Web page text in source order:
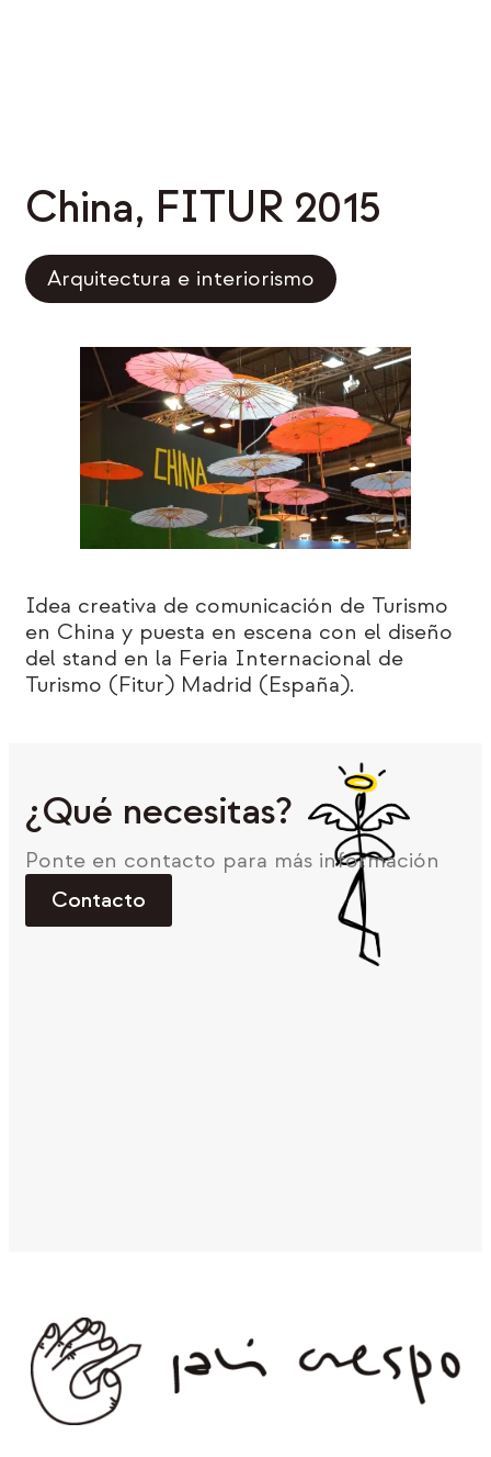
China, FITUR 2015
Arquitectura e interiorismo
Idea creativa de comunicación de Turismo
en China y puesta en escena con el diseño
del stand en la Feria Internacional de
Turismo (Fitur) Madrid (España).
¿Qué necesitas?
Ponte en contacto para más información
Contacto